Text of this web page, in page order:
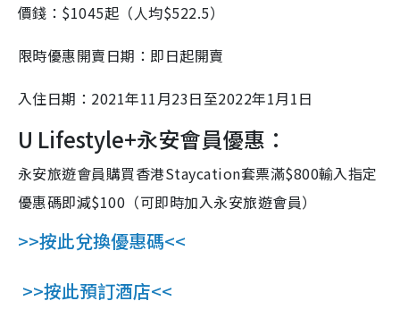
價錢：$1045起（人均$522.5）
限時優惠開賣日期：即日起開賣
入住日期：2021年11月23日至2022年1月1日
U Lifestyle+永安會員優惠：
永安旅遊會員購買香港Staycation套票滿$800輸入指定
優惠碼即減$100 （可即時加入永安旅遊會員）
>>按此兌換優惠碼<<
>>按此預訂酒店<<